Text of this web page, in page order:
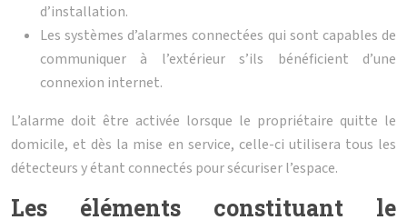
d’installation.
Les systèmes d’alarmes connectées qui sont capables de
communiquer à l’extérieur s’ils bénéficient d’une
connexion internet.
L’alarme doit être activée lorsque le propriétaire quitte le
domicile, et dès la mise en service, celle-ci utilisera tous les
détecteurs y étant connectés pour sécuriser l’espace.
Les éléments constituant le